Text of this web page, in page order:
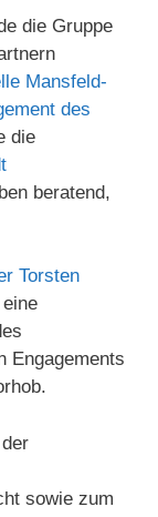
die Gruppe
Mansfeld-
des
die
beratend,
Torsten
Engagements
sowie zum